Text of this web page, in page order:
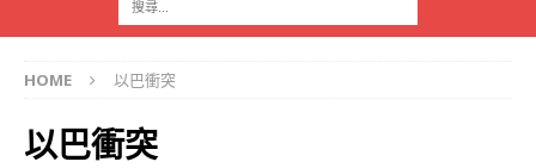
HOME 以巴衝突
以巴衝突